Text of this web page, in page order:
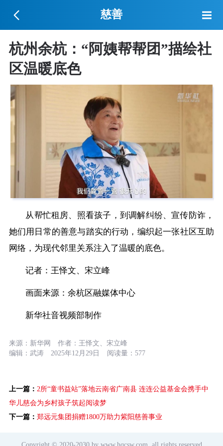
慈善
杭州余杭：“阿姨帮帮团”描绘社
区温暖底色
从帮忙租房、照看孩子，到调解纠纷、宣传防诈，
她们用日常的善意与踏实的行动，编织起一张社区互助
网络，为现代邻里关系注入了温暖的底色。
记者：王怿文、宋立峰
画面来源：余杭区融媒体中心
新华社音视频部制作
来源： 新华网 作者： 王怿文、宋立峰
编辑： 武涛 2025年12月29日 阅读量： 577
上一篇： 2所“童书益站”落地云南省广南县 连连公益基金会携手中
华儿慈会为乡村孩子筑起阅读梦
下一篇： 郑远元集团捐赠1800万助力紫阳慈善事业